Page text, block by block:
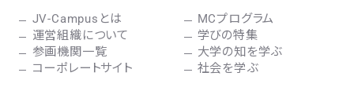
JV-Campusとは
運営組織について
参画機関一覧
コーポレートサイト
MCプログラム
学びの特集
大学の知を学ぶ
社会を学ぶ